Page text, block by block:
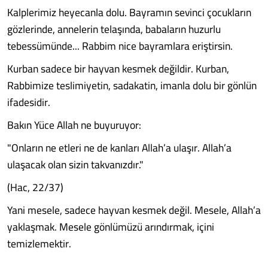
Kalplerimiz heyecanla dolu. Bayramın sevinci çocukların
gözlerinde, annelerin telaşında, babaların huzurlu
tebessümünde... Rabbim nice bayramlara eriştirsin.
Kurban sadece bir hayvan kesmek değildir. Kurban,
Rabbimize teslimiyetin, sadakatin, imanla dolu bir gönlün
ifadesidir.
Bakın Yüce Allah ne buyuruyor:
"Onların ne etleri ne de kanları Allah’a ulaşır. Allah’a
ulaşacak olan sizin takvanızdır."
(Hac, 22/37)
Yani mesele, sadece hayvan kesmek değil. Mesele, Allah’a
yaklaşmak. Mesele gönlümüzü arındırmak, içini
temizlemektir.